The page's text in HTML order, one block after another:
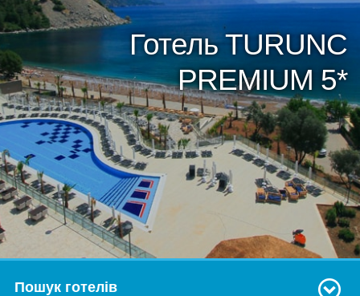
Готель TURUNC
PREMIUM 5*
Пошук готелів